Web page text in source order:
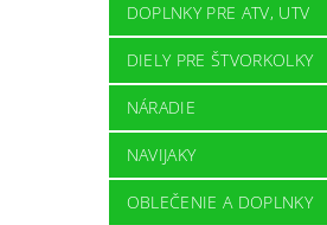
DOPLNKY PRE ATV, UTV
DIELY PRE ŠTVORKOLKY
NÁRADIE
NAVIJAKY
OBLEČENIE A DOPLNKY